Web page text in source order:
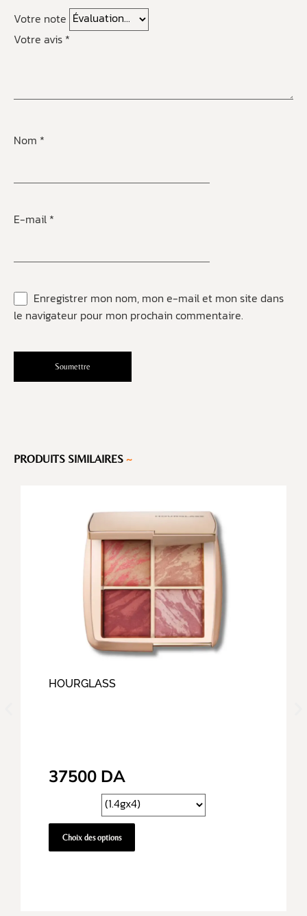
Votre note
Votre avis *
Nom *
E-mail *
Enregistrer mon nom, mon e-mail et mon site dans
le navigateur pour mon prochain commentaire.
PRODUITS SIMILAIRES ~
HOURGLASS
37500 DA
Choix des options